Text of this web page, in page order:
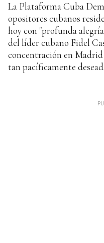
La Plataforma Cuba
opositores cubanos
hoy con "profunda
del líder cubano Fidel
concentración en
tan pacíficamente